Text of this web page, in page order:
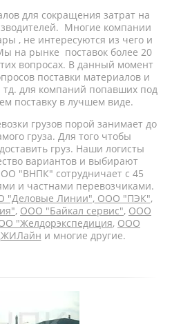
для сокращения затрат на
Многие компании
, не интересуются из чего и
на рынке поставок более 20
вопросах. В данный момент
поставки материалов и
для компаний попавших под
поставку в лучшем виде.
грузов порой занимает до
груза. Для того чтобы
груз. Наши логисты
вариантов и выбирают
"ВНПК" сотрудничает с 45
и частнами перевозчиками.
"Деловые Линии",ООО "ПЭК",
, ООО "Байкал сервис", ООО
"Желдорэкспедиция, ООО
и многие другие.